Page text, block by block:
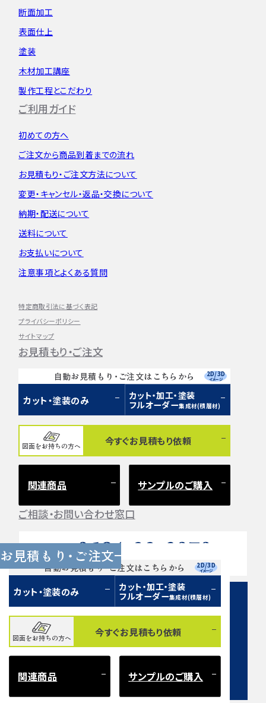
お見積もり・ご注文
自動お見積もり・ご注文はこちらから
カット・塗装のみ
カット・加工・塗装
フルオーダー集成材(積層材)
2D/3D
イメージ
図面をお持ちの方へ 今すぐお見積もり依頼
関連商品 サンプルのご購入
断面加工
表面仕上
塗装
木材加工講座
製作工程とこだわり
ご利用ガイド
初めての方へ
ご注文から商品到着までの流れ
お見積もり・ ご注文方法について
変更・キャンセル・返品・交換について
納期・配送について
送料について
お支払いについて
注意事項とよくある質問
特定商取引法に基づく表記
プライバシーポリシー
サイトマップ
お見積もり・ご注文
自動お見積もり・ご注文はこちらから
カット・塗装のみ
カット・加工・塗装
フルオーダー集成材(積層材)
2D/3D
イメージ
図面をお持ちの方へ 今すぐお見積もり依頼
関連商品 サンプルのご購入
ご相談・お問い合わせ窓口
Tel. 0584-33-2070
営業時間 9:00〜17:00（土日祝 定休）
お問い合わせフォーム